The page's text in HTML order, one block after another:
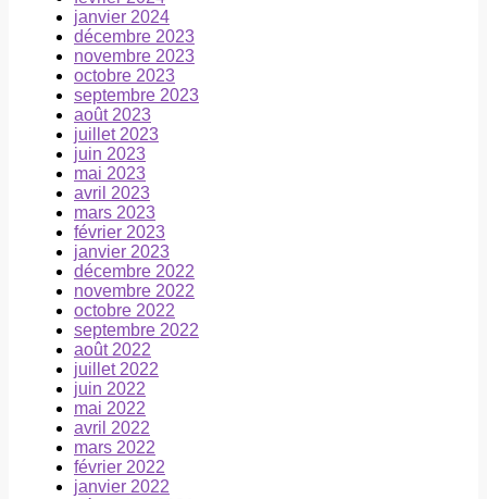
janvier 2024
décembre 2023
novembre 2023
octobre 2023
septembre 2023
août 2023
juillet 2023
juin 2023
mai 2023
avril 2023
mars 2023
février 2023
janvier 2023
décembre 2022
novembre 2022
octobre 2022
septembre 2022
août 2022
juillet 2022
juin 2022
mai 2022
avril 2022
mars 2022
février 2022
janvier 2022